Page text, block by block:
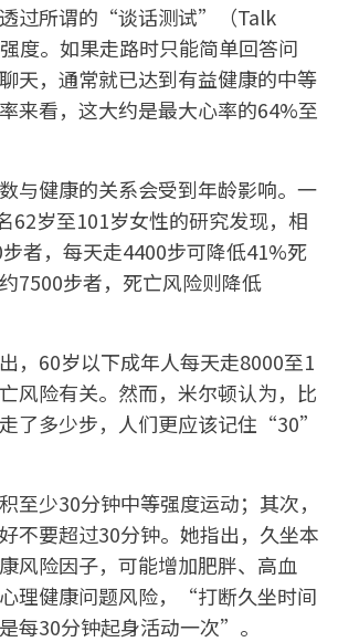
过所谓的“谈话测试”（Talk
度。如果走路时只能简单回答问
天，通常就已达到有益健康的中等
来看，这大约是最大心率的64%至
与健康的关系会受到年龄影响。一
62岁至101岁女性的研究发现，相
者，每天走4400步可降低41%死
7500步者，死亡风险则降低
，60岁以下成年人每天走8000至1
风险有关。然而，米尔顿认为，比
了多少步，人们更应该记住“30”
至少30分钟中等强度运动；其次，
不要超过30分钟。她指出，久坐本
风险因子，可能增加肥胖、高血
理健康问题风险，“打断久坐时间
每30分钟起身活动一次”。